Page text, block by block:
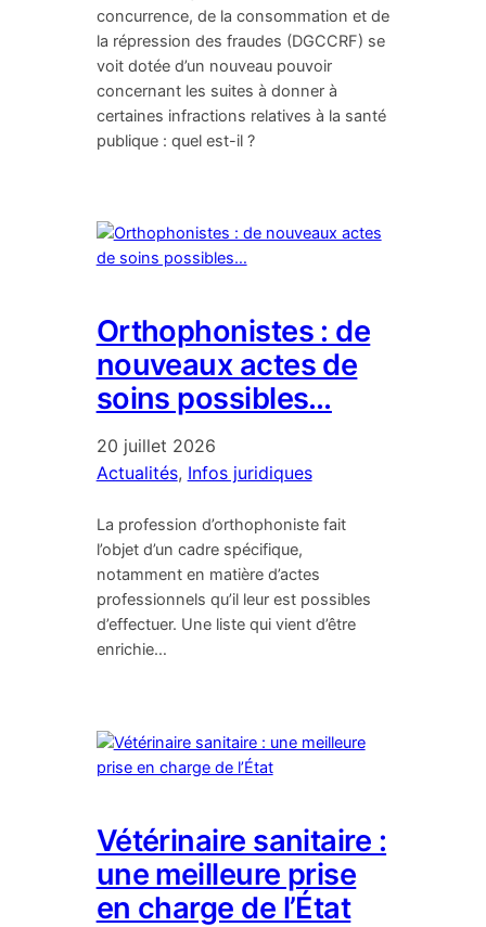
concurrence, de la consommation et de
la répression des fraudes (DGCCRF) se
voit dotée d’un nouveau pouvoir
concernant les suites à donner à
certaines infractions relatives à la santé
publique : quel est-il ?
Orthophonistes : de
nouveaux actes de
soins possibles…
20 juillet 2026
Actualités, Infos juridiques
La profession d’orthophoniste fait
l’objet d’un cadre spécifique,
notamment en matière d’actes
professionnels qu’il leur est possibles
d’effectuer. Une liste qui vient d’être
enrichie…
Vétérinaire sanitaire :
une meilleure prise
en charge de l’État